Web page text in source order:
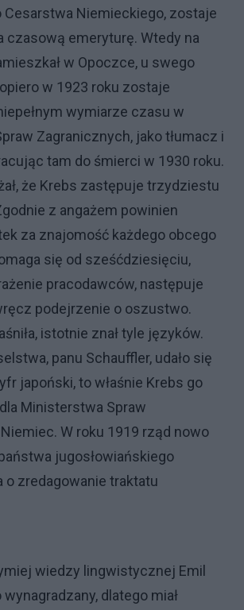
Cesarstwa Niemieckiego, zostaje
czasową emeryturę. Wtedy na
w Opoczce, u swego
w 1923 roku zostaje
wymiarze czasu w
Zagranicznych, jako tłumacz i
tam do śmierci w 1930 roku.
że Krebs zastępuje trzydziestu
z angażem powinien
za znajomość każdego obcego
się od sześćdziesięciu,
pracodawców, następuje
podejrzenie o oszustwo.
istotnie znał tyle języków.
panu Schauffler, udało się
japoński, to właśnie Krebs go
Ministerstwa Spraw
W roku 1919 rząd nowo
jugosłowiańskiego
o zredagowanie traktatu
wiedzy lingwistycznej Emil
wynagradzany, dlatego miał